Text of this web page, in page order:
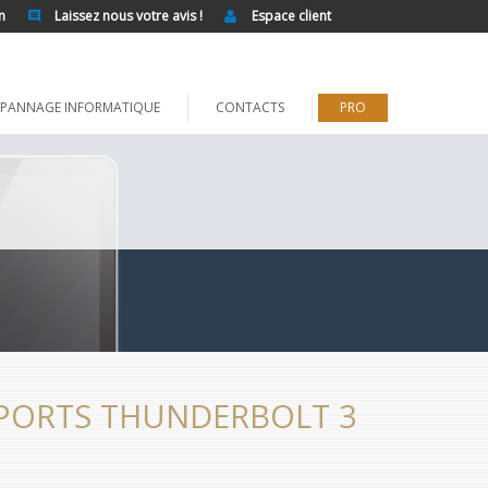
Espace client
Laissez nous votre avis !
INFORMATIQUE CONTACTS PRO
THUNDERBOLT 3